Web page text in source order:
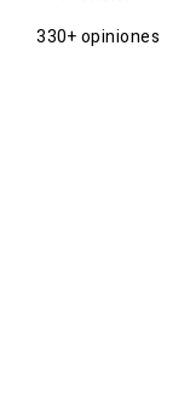
330+ opiniones